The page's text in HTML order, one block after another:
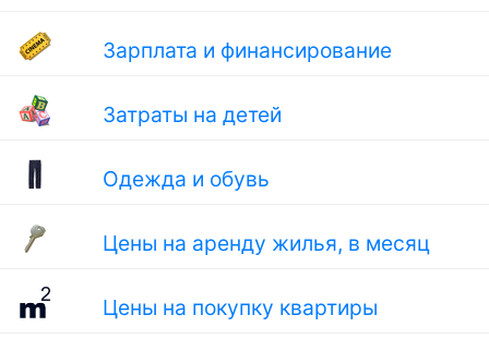
Зарплата и финансирование
Затраты на детей
Одежда и обувь
Цены на аренду жилья, в месяц
Цены на покупку квартиры